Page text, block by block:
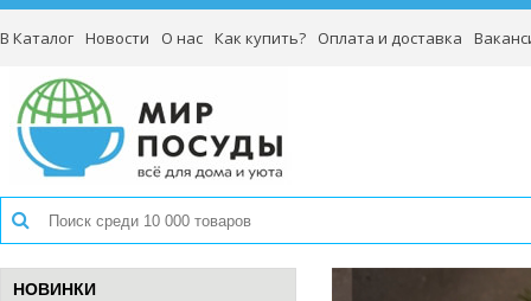
В Каталог Новости О нас Как купить? Оплата и доставка
НОВИНКИ